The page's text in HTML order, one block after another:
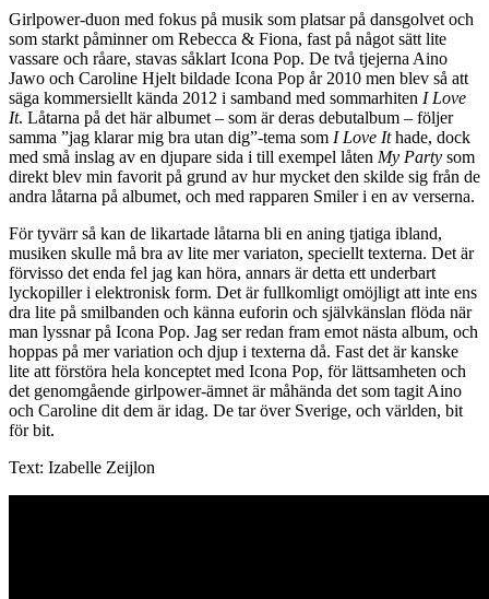
Girlpower-duon med fokus på musik som platsar på dansgolvet och
som starkt påminner om Rebecca & Fiona, fast på något sätt lite
vassare och råare, stavas såklart Icona Pop. De två tjejerna Aino
Jawo och Caroline Hjelt bildade Icona Pop år 2010 men blev så att
säga kommersiellt kända 2012 i samband med sommarhiten I Love
It. Låtarna på det här albumet – som är deras debutalbum – följer
samma ”jag klarar mig bra utan dig”-tema som I Love Ithade, dock
med små inslag av en djupare sida i till exempel låten My Party som
direkt blev min favorit på grund av hur mycket den skilde sig från de
andra låtarna på albumet, och med rapparen Smiler i en av verserna.
För tyvärr så kan de likartade låtarna bli en aning tjatiga ibland,
musiken skulle må bra av lite mer variaton, speciellt texterna. Det är
förvisso det enda fel jag kan höra, annars är detta ett underbart
lyckopiller i elektronisk form. Det är fullkomligt omöjligt att inte ens
dra lite på smilbanden och känna euforin och självkänslan flöda när
man lyssnar på Icona Pop. Jag ser redan fram emot nästa album, och
hoppas på mer variation och djup i texterna då. Fast det är kanske
lite att förstöra hela konceptet med Icona Pop, för lättsamheten och
det genomgående girlpower-ämnet är måhända det som tagit Aino
och Caroline dit dem är idag. De tar över Sverige, och världen, bit
för bit.
Text: Izabelle Zeijlon